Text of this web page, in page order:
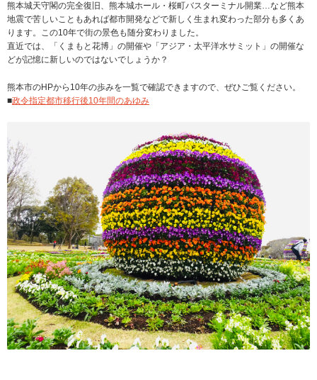
熊本城天守閣の完全復旧、熊本城ホール・桜町バスターミナル開業…など熊本
地震で苦しいこともあれば都市開発などで新しく生まれ変わった部分も多くあ
ります。この10年で街の景色も随分変わりました。
直近では、「くまもと花博」の開催や「アジア・太平洋水サミット」の開催な
どが記憶に新しいのではないでしょうか？
熊本市のHPから10年の歩みを一覧で確認できますので、ぜひご覧ください。
■政令指定都市移行後10年間のあゆみ